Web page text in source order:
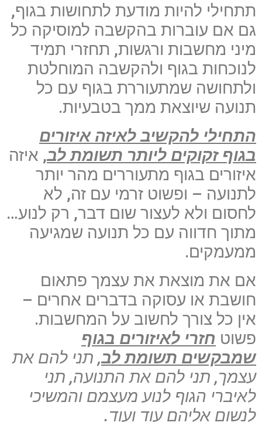
תתחילי להיות מודעת לתחושות בגוף,
גם אם עוברות בהקשבה למוסיקה כל
מיני מחשבות ורגשות, תחזרי תמיד
לנוכחות בגוף ולהקשבה המוחלטת
ולתחושה שמתעוררת בגוף עם כל
תנועה שיוצאת ממך בטבעיות.
התחילי להקשיב לאיזה איזורים
בגוף זקוקים ליותר תשומת לב, איזה
איזורים בגוף מתעוררים מהר יותר
לתנועה – ופשוט זרמי עם זה, לא
לחסום ולא לעצור שום דבר, רק לנוע…
מתוך חדווה עם כל תנועה שמגיעה
ממעמקים.
אם את מוצאת את עצמך פתאום
חושבת או עסוקה בדברים אחרים –
אין כל צורך לחשוב על המחשבות.
פשוט חזרי לאיזורים בגוף
שמבקשים תשומת לב, תני להם את
עצמך, תני להם את התנועה, תני
לאיברי הגוף לנוע מעצמם והמשיכי
לנשום אליהם עוד ועוד.